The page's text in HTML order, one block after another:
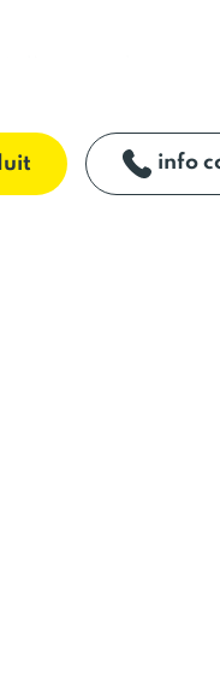
d’encapsulation
les Grains offrent
une utilisation
en intégration.
info